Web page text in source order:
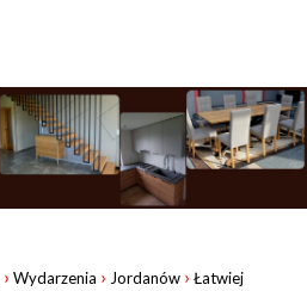
› Wydarzenia › Jordanów › Łatwiej